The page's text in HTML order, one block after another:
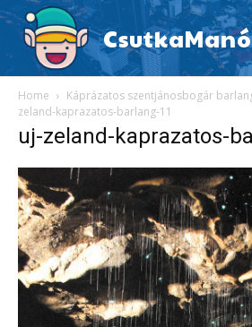
CsutkaManó
Home Káprázatos szentjánosbogár
zeland-kaprazatos-barlang-11
uj-zeland-kaprazatos-